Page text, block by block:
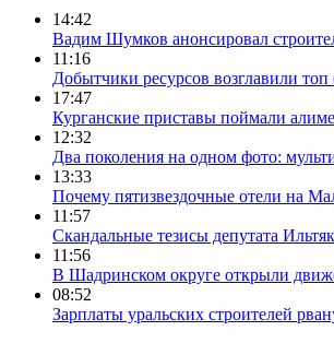
14:42
Вадим Шумков анонсировал
11:16
Добытчики ресурсов возглавили
17:47
Курганские приставы поймали
12:32
Два поколения на одном фото:
13:33
Почему пятизвездочные отели на
11:57
Скандальные тезисы депутата
11:56
В Шадринском округе открыли
08:52
Зарплаты уральских строителей